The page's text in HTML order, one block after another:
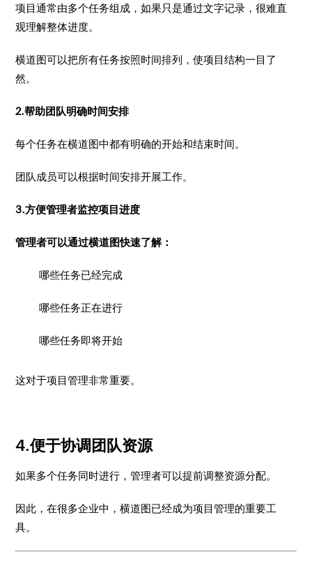
项目通常由多个任务组成，如果只是通过文字记录，很难直
观理解整体进度。
横道图可以把所有任务按照时间排列，使项目结构一目了
然。
2.帮助团队明确时间安排
每个任务在横道图中都有明确的开始和结束时间。
团队成员可以根据时间安排开展工作。
3.方便管理者监控项目进度
管理者可以通过横道图快速了解：
哪些任务已经完成
哪些任务正在进行
哪些任务即将开始
这对于项目管理非常重要。
4.便于协调团队资源
如果多个任务同时进行，管理者可以提前调整资源分配。
因此，在很多企业中，横道图已经成为项目管理的重要工
具。